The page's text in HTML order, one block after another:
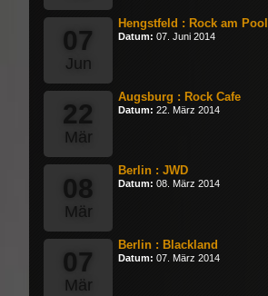
07
Jun
Hengstfeld : Rock am Pool
Datum: 07. Juni 2014
22
Mär
Augsburg : Rock Cafe
Datum: 22. März 2014
08
Mär
Berlin : JWD
Datum: 08. März 2014
07
Mär
Berlin : Blackland
Datum: 07. März 2014